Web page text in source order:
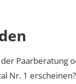
Paarberatung
Nr. 1